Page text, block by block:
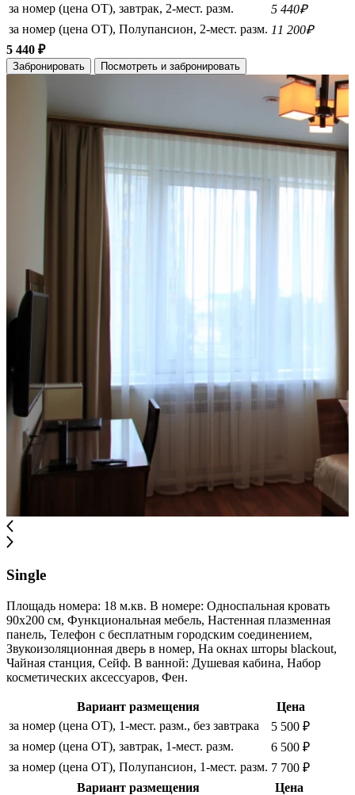
за номер (цена ОТ), завтрак, 2-мест. разм.
5 440₽
за номер (цена ОТ), Полупансион, 2-мест. разм. 11 200₽
5 440 ₽
Забронировать Посмотреть и забронировать
Single
Площадь номера: 18 м.кв. В номере: Односпальная кровать
90х200 см, Функциональная мебель, Настенная плазменная
панель, Телефон с бесплатным городским соединением,
Звукоизоляционная дверь в номер, На окнах шторы blackout,
Чайная станция, Сейф. В ванной: Душевая кабина, Набор
косметических аксессуаров, Фен.
Вариант размещения
Цена
за номер (цена ОТ), 1-мест. разм., без завтрака
5 500 ₽
за номер (цена ОТ), завтрак, 1-мест. разм.
6 500 ₽
за номер (цена ОТ), Полупансион, 1-мест. разм. 7 700 ₽
Вариант размещения
Цена